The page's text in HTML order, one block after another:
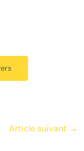
Article suivant →